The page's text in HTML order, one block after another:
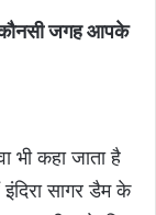
जगह आपके
भी कहा जाता है
सागर डैम के